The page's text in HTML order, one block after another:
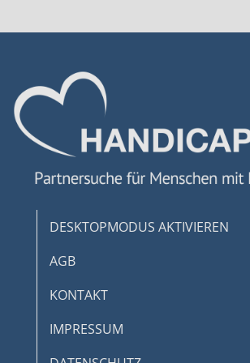
Geräte anhand von aktiv angeforderten
Nicht-IAB-Verarbeitungszwecke:
Notwendig
Performance
DESKTOPMODUS AKTIVIEREN
AGB
KONTAKT
IMPRESSUM